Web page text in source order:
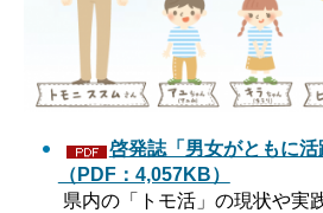
啓発誌「男女がともに活
（PDF：4,057KB）
県内の「トモ活」の現状や実